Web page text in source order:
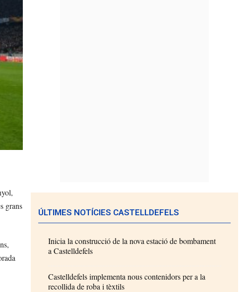
grans
ÚLTIMES NOTÍCIES CASTELLDEFELS
Inicia la construcció de la nova estació de bombament
a Castelldefels
Castelldefels implementa nous contenidors per a la
recollida de roba i tèxtils